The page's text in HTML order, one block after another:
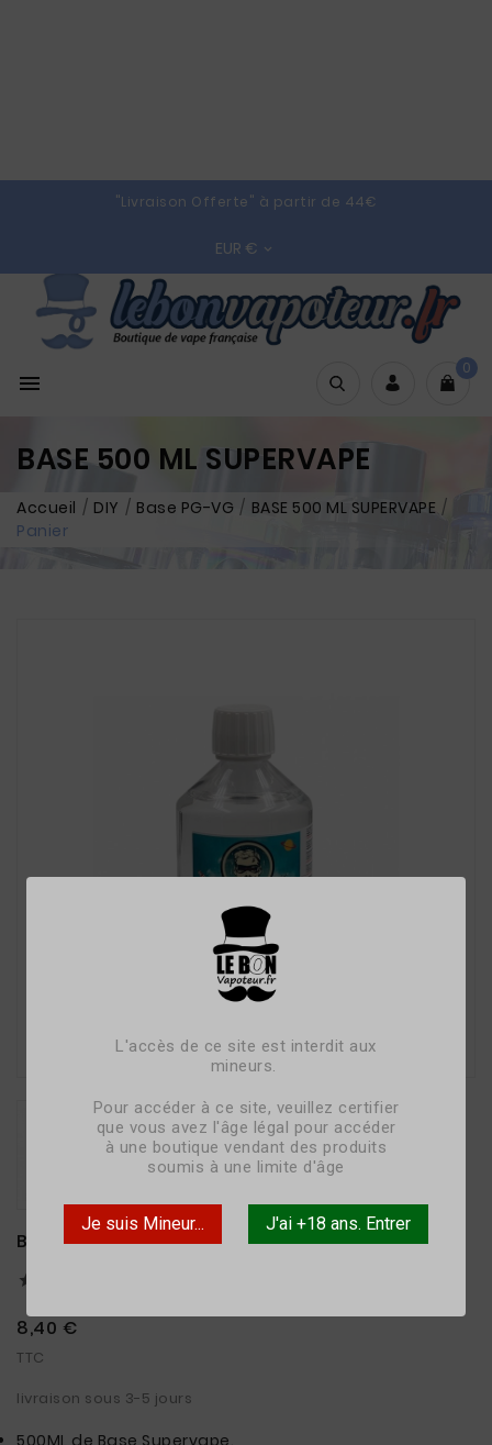
L'accès de ce site est interdit aux
mineurs.
Pour accéder à ce site, veuillez certifier
que vous avez l'âge légal pour accéder
à une boutique vendant des produits
soumis à une limite d'âge
Je suis Mineur... J'ai +18 ans. Entrer
"Livraison Offerte" à partir de 44€
EUR € 

0
BASE 500 ML SUPERVAPE
Accueil DIY Base PG-VG
BASE 500 ML SUPERVAPE
Panier
BASE 500 ML SUPERVAPE

8,40 €
TTC
livraison sous 3-5 jours
500ML de Base Supervape.